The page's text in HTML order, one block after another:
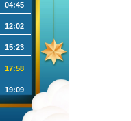
04:45
12:02
15:23
17:58
19:09